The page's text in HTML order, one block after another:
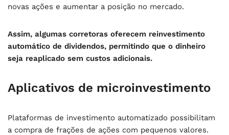
novas ações e aumentar a posição no mercado.
Assim, algumas corretoras oferecem reinvestimento
automático de dividendos, permitindo que o dinheiro
seja reaplicado sem custos adicionais.
Aplicativos de microinvestimento
Plataformas de investimento automatizado possibilitam
a compra de frações de ações com pequenos valores.